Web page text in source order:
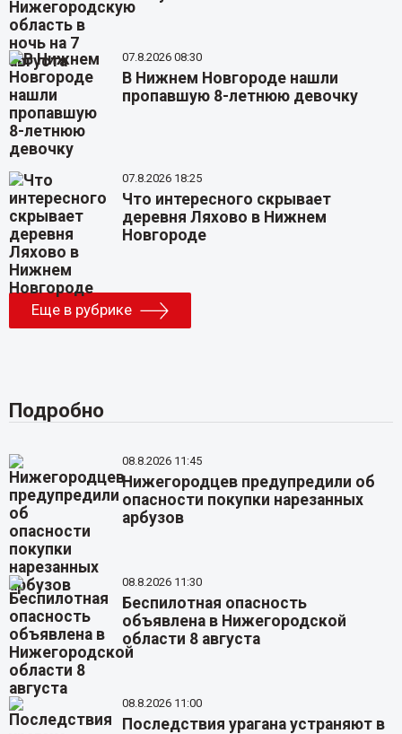
07.8.2026 08:30
В Нижнем Новгороде нашли
пропавшую 8-летнюю девочку
07.8.2026 18:25
Что интересного скрывает
деревня Ляхово в Нижнем
Новгороде
Еще в рубрике
Подробно
08.8.2026 11:45
Нижегородцев предупредили об
опасности покупки нарезанных
арбузов
08.8.2026 11:30
Беспилотная опасность
объявлена в Нижегородской
области 8 августа
08.8.2026 11:00
Последствия урагана устраняют в